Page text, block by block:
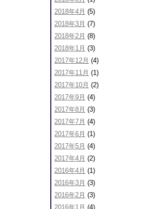
2018年4月 (5)
2018年3月 (7)
2018年2月 (8)
2018年1月 (3)
2017年12月 (4)
2017年11月 (1)
2017年10月 (2)
2017年9月 (4)
2017年8月 (3)
2017年7月 (4)
2017年6月 (1)
2017年5月 (4)
2017年4月 (2)
2016年4月 (1)
2016年3月 (3)
2016年2月 (3)
2016年1月 (4)